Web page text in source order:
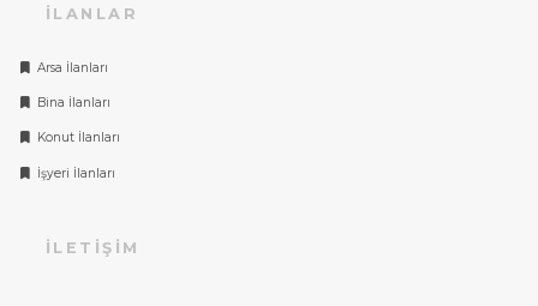
İLANLAR
Arsa İlanları
Bina İlanları
Konut İlanları
İşyeri İlanları
İLETIŞIM